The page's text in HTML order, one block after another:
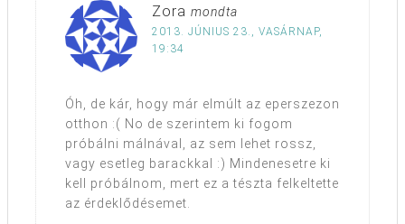
Zora mondta
2013. JÚNIUS 23., VASÁRNAP,
19:34
Óh, de kár, hogy már elmúlt az eperszezon
otthon :( No de szerintem ki fogom
próbálni málnával, az sem lehet rossz,
vagy esetleg barackkal :) Mindenesetre ki
kell próbálnom, mert ez a tészta felkeltette
az érdeklődésemet.